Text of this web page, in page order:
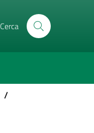
Cerca
/